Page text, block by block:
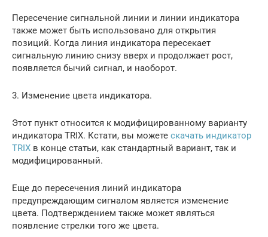
Пересечение сигнальной линии и линии индикатора
также может быть использовано для открытия
позиций. Когда линия индикатора пересекает
сигнальную линию снизу вверх и продолжает рост,
появляется бычий сигнал, и наоборот.
3. Изменение цвета индикатора.
Этот пункт относится к модифицированному варианту
индикатора TRIX. Кстати, вы можете скачать индикатор
TRIX в конце статьи, как стандартный вариант, так и
модифицированный.
Еще до пересечения линий индикатора
предупреждающим сигналом является изменение
цвета. Подтверждением также может являться
появление стрелки того же цвета.